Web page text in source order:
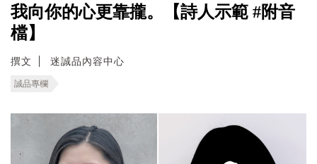
我向你的心更靠攏。【詩人示範 #附音
檔】
撰文 迷誠品內容中心
誠品專欄